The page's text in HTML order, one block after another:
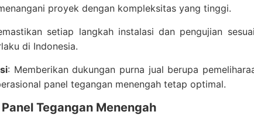
proyek dengan kompleksitas yang tinggi.
setiap langkah instalasi dan pengujian
di Indonesia.
: Memberikan dukungan purna jual berupa
panel tegangan menengah tetap optimal.
Tegangan Menengah